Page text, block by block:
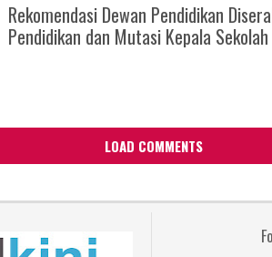
Rekomendasi Dewan Pendidikan
Pendidikan dan Mutasi Kepala
LOAD COMMENTS